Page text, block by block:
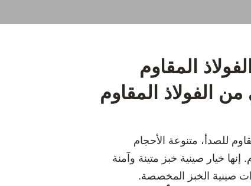
المقاوم
الفولاذ المقاوم
للصدأ، متنوعة الأحجام
إنها خيار صينية خبز متينة وآمنة
صينية الخبز المخصصة.